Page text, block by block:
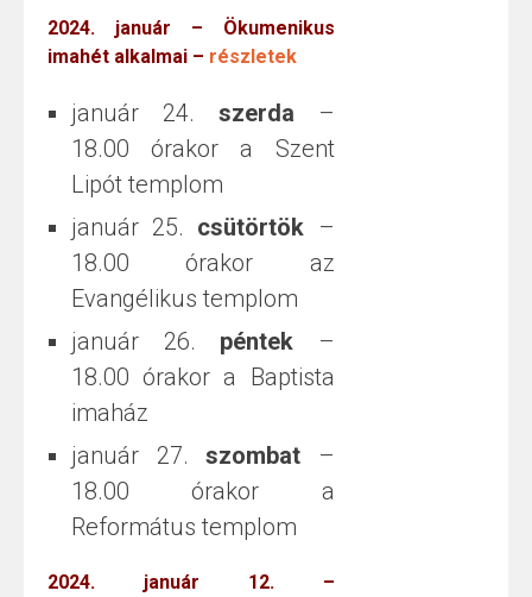
2024. január – Ökumenikus
imahét alkalmai – részletek
január 24. szerda –
18.00 órakor a Szent
Lipót templom
január 25. csütörtök –
18.00 órakor az
Evangélikus templom
január 26. péntek –
18.00 órakor a Baptista
imaház
január 27.szombat –
18.00 órakor a
Református templom
2024. január 12. –